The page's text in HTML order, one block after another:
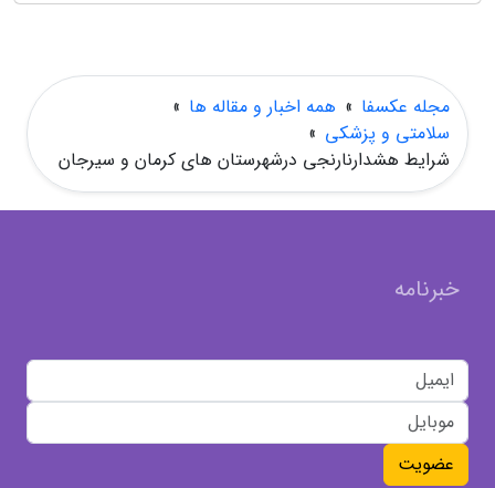
مجله عکسفا » همه اخبار و مقاله ها »
سلامتی و پزشکی »
شرایط هشدارنارنجی درشهرستان های کرمان و سیرجان
خبرنامه
عضویت